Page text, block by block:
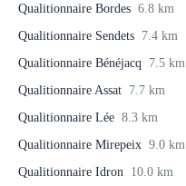
Qualitionnaire Bordes 6.8 km
Qualitionnaire Sendets 7.4 km
Qualitionnaire Bénéjacq 7.5 km
Qualitionnaire Assat 7.7 km
Qualitionnaire Lée 8.3 km
Qualitionnaire Mirepeix 9.0 km
Qualitionnaire Idron 10.0 km